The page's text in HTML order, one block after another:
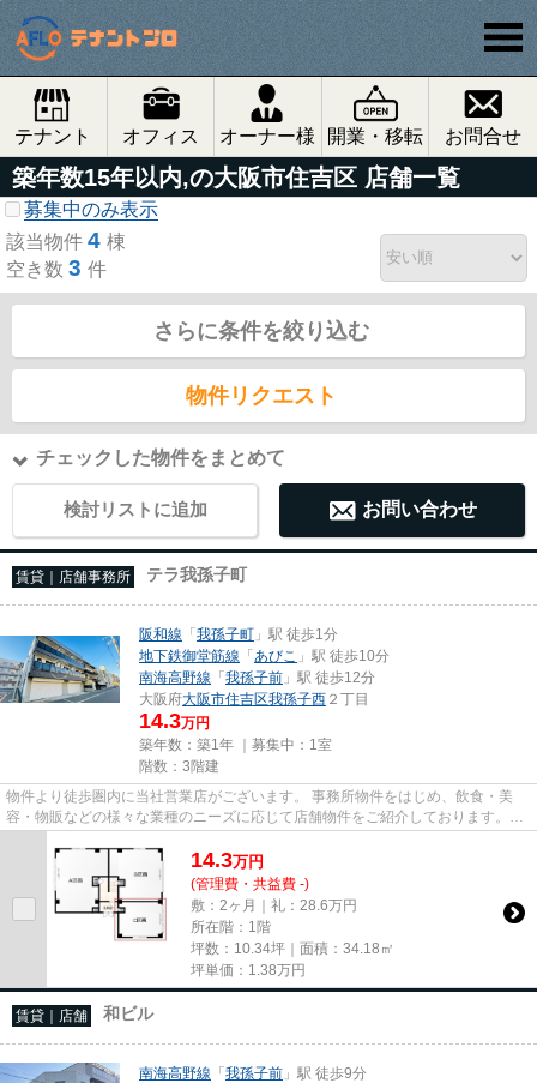
テナント オフィス オーナー様 開業・移転 お問合せ
築年数15年以内,の大阪市住吉区 店舗一覧
募集中のみ表示
該当物件 4 棟
空き数 3 件
さらに条件を絞り込む
物件リクエスト
チェックした物件をまとめて
検討リストに追加 お問い合わせ
賃貸｜店舗事務所 テラ我孫子町
阪和線 「我孫子町 」駅 徒歩1分
地下鉄御堂筋線 「あびこ 」駅 徒歩10分
南海高野線 「我孫子前 」駅 徒歩12分
大阪府大阪市住吉区我孫子西 ２丁目
14.3万円
築年数：築1年 ｜募集中： 1室
階数：3階建
物件より徒歩圏内に当社営業店がございます。 事務所物件をはじめ、飲食・美
容・物販などの様々な業種のニーズに応じて店舗物件をご紹介しております。
尚、弊社ではおとり広告は一切...
14.3万円
(管理費・共益費 -)
敷：2ヶ月｜礼：28.6万円
所在階：1階
坪数：10.34坪｜面積：34.18㎡
坪単価： 1.38万円
賃貸｜店舗 和ビル
南海高野線 「我孫子前 」駅 徒歩9分